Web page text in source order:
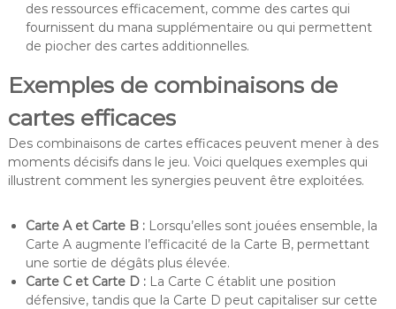
des ressources efficacement, comme des cartes qui
fournissent du mana supplémentaire ou qui permettent
de piocher des cartes additionnelles.
Exemples de combinaisons de
cartes efficaces
Des combinaisons de cartes efficaces peuvent mener à des
moments décisifs dans le jeu. Voici quelques exemples qui
illustrent comment les synergies peuvent être exploitées.
Carte A et Carte B :Lorsqu’elles sont jouées ensemble, la
Carte A augmente l’efficacité de la Carte B, permettant
une sortie de dégâts plus élevée.
Carte C et Carte D :La Carte C établit une position
défensive, tandis que la Carte D peut capitaliser sur cette